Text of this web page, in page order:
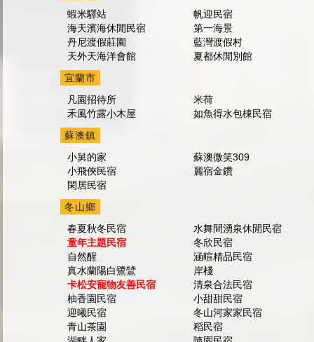
蝦米驛站
帆迎民宿
海天濱海休閒民宿
第一海景
丹尼渡假莊園
藍灣渡假村
天外天海洋會館
夏都休閒別館
宜蘭市
凡園招待所
米荷
禾風竹露小木屋
如魚得水包棟民宿
蘇澳鎮
小舅的家
蘇澳微笑309
小飛俠民宿
麗宿金鑽
閑居民宿
冬山鄉
春夏秋冬民宿
水舞間湧泉休閒民宿
童年主題民宿
冬欣民宿
自然醒
涵暄精品民宿
真水蘭陽白鷺鷥
岸棧
卡松安寵物友善民宿
清泉合法民宿
柚香園民宿
小甜甜民宿
迎曦民宿
冬山河家家民宿
青山茶園
稻民宿